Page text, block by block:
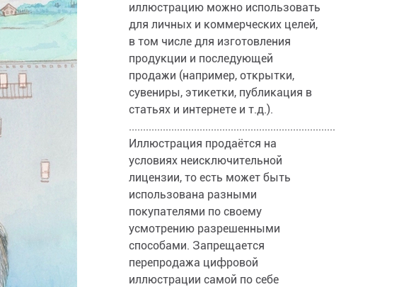
иллюстрацию можно использовать
для личных и коммерческих целей,
в том числе для изготовления
продукции и последующей
продажи (например, открытки,
сувениры, этикетки, публикация в
статьях и интернете и т.д.).
.........................................................................
Иллюстрация продаётся на
условиях неисключительной
лицензии, то есть может быть
использована разными
покупателями по своему
усмотрению разрешенными
способами. Запрещается
перепродажа цифровой
иллюстрации самой по себе